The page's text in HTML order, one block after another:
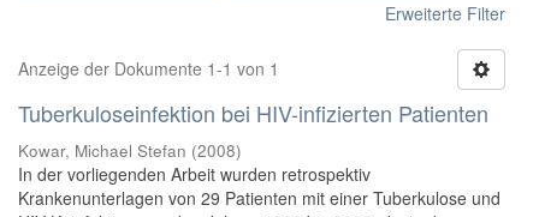
Erweiterte Filter
Anzeige der Dokumente 1-1 von 1
Tuberkuloseinfektion bei HIV-infizierten Patienten
Kowar, Michael Stefan (2008)
In der vorliegenden Arbeit wurden retrospektiv
Krankenunterlagen von 29 Patienten mit einer Tuberkulose und